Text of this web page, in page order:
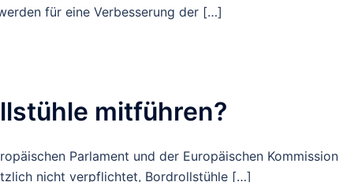
für eine Verbesserung der […]
mitführen?
Parlament und der Europäischen Kommission
nicht verpflichtet, Bordrollstühle […]